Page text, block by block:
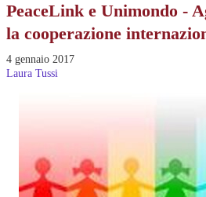
PeaceLink e Unimondo -
la cooperazione
4 gennaio 2017
Laura Tussi